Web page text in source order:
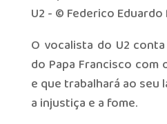
O vocalista do U2
do Papa Francisco
e que trabalhará ao seu
a injustiça e a fome.